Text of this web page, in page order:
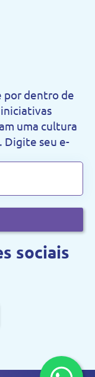
por dentro de
uma cultura
Digite seu e-
sociais